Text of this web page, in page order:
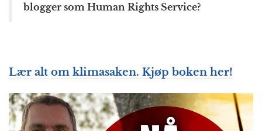
blogger som Human Rights Service?
Lær alt om klimasaken. Kjøp boken her!